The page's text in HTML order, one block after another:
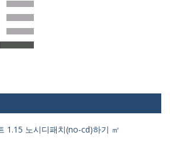
1.15 노시디패치(no-cd)하기 ㎡